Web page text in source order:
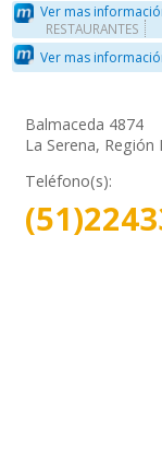
Ver mas
RESTAURANTES
Ver mas
Balmaceda 4874
La Serena, Región
Teléfono(s):